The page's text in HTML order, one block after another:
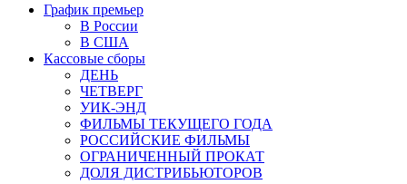
График премьер
В России
В США
Кассовые сборы
ДЕНЬ
ЧЕТВЕРГ
УИК-ЭНД
ФИЛЬМЫ ТЕКУЩЕГО ГОДА
РОССИЙСКИЕ ФИЛЬМЫ
ОГРАНИЧЕННЫЙ ПРОКАТ
ДОЛЯ ДИСТРИБЬЮТОРОВ